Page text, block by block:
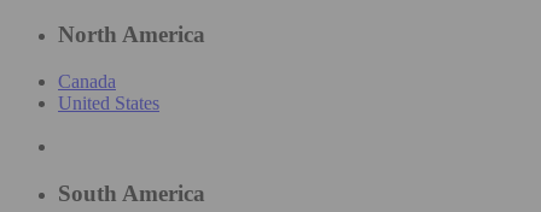
North America
Canada
United States
South America